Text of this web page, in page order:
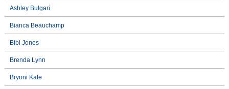
Ashley Bulgari
Bianca Beauchamp
Bibi Jones
Brenda Lynn
Bryoni Kate